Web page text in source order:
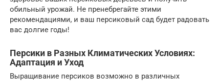
обильный урожай. Не пренебрегайте этими
рекомендациями, и ваш персиковый сад будет радовать
вас долгие годы!
Персики в Разных Климатических Условиях:
Адаптация и Уход
Выращивание персиков возможно в различных